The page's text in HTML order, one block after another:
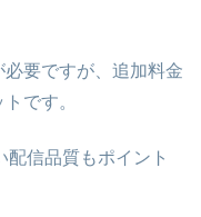
要ですが、追加料金
です。
配信品質もポイント